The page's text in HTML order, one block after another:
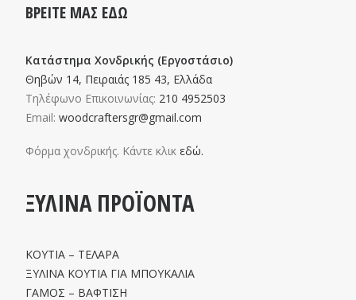
ΒΡΕΙΤΕ ΜΑΣ ΕΔΩ
Κατάστημα Χονδρικής (Εργοστάσιο)
Θηβών 14, Πειραιάς 185 43, Ελλάδα
Τηλέφωνο Επικοινωνίας: 210 4952503
Email: woodcraftersgr@gmail.com
Φόρμα χονδρικής. Κάντε κλικ εδώ.
ΞΥΛΙΝΑ ΠΡΟΪΟΝΤΑ
ΚΟΥΤΙΑ – ΤΕΛΑΡΑ
ΞΥΛΙΝΑ ΚΟΥΤΙΑ ΓΙΑ ΜΠΟΥΚΑΛΙΑ
ΓΑΜΟΣ – ΒΑΦΤΙΣΗ